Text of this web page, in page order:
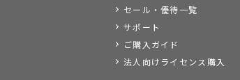
セール・優待一覧
サポート
ご購入ガイド
法人向けライセンス購入